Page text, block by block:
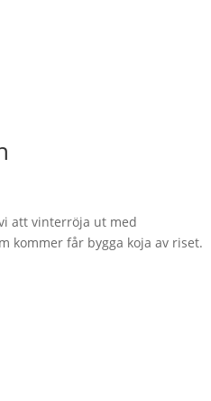
att vinterröja ut med
kommer får bygga koja av riset.